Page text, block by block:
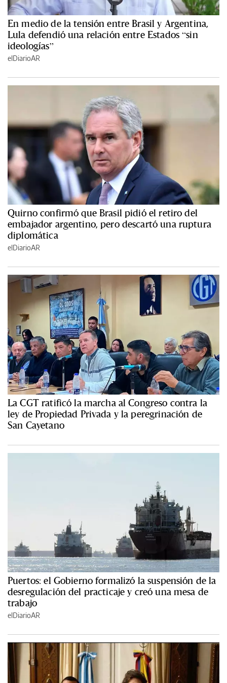
En medio de la tensión entre Brasil y Argentina,
Lula defendió una relación entre Estados “sin
ideologías”
elDiarioAR
Quirno confirmó que Brasil pidió el retiro del
embajador argentino, pero descartó una ruptura
diplomática
elDiarioAR
La CGT ratificó la marcha al Congreso contra la
ley de Propiedad Privada y la peregrinación de
San Cayetano
Puertos: el Gobierno formalizó la suspensión de la
desregulación del practicaje y creó una mesa de
trabajo
elDiarioAR